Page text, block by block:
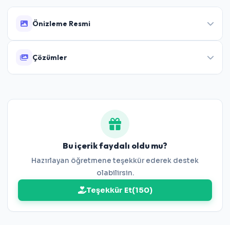
Önizleme Resmi
Çözümler
Bu içerik faydalı oldu mu?
Hazırlayan öğretmene teşekkür ederek destek
olabilirsin.
Teşekkür Et(150)